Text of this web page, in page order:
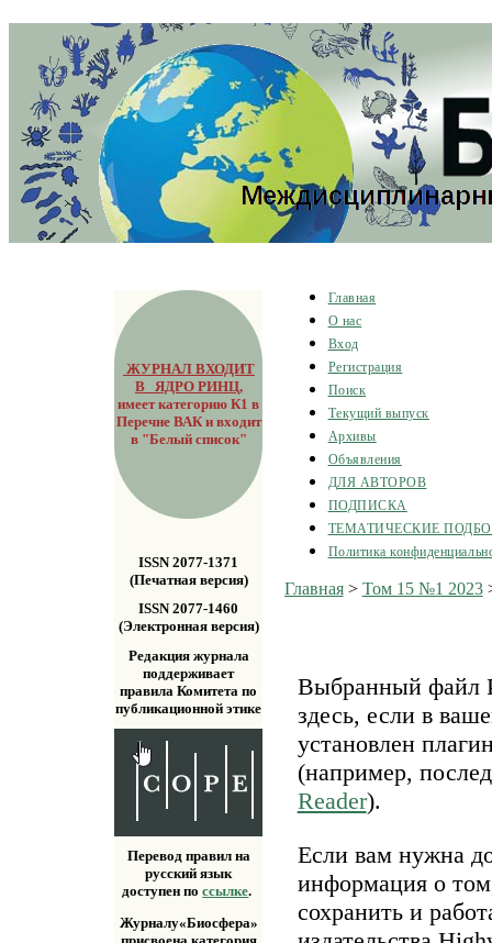
ЖУРНАЛ ВХОДИТ
В ЯДРО РИНЦ,
имеет категорию К1 в
Перечне ВАК и входит
в "Белый список"
ISSN 2077-1371
(Печатная версия)
ISSN 2077-1460
(Электронная версия)
Редакция журнала
поддерживает
правила Комитета по
публикационной этике
Перевод правил на
русский язык
доступен поссылке.
Журналу«Биосфера»
Главная
О нас
Вход
Регистрация
Поиск
Текущий выпуск
Архивы
Объявления
ДЛЯ АВТОРОВ
ПОДПИСКА
ТЕМАТИЧЕСКИЕ
Политика
Главная> Том 15 №1 2023
Выбранный файл
здесь, если в
установлен
(например,
Reader).
Если вам нужна
информация о
сохранить и